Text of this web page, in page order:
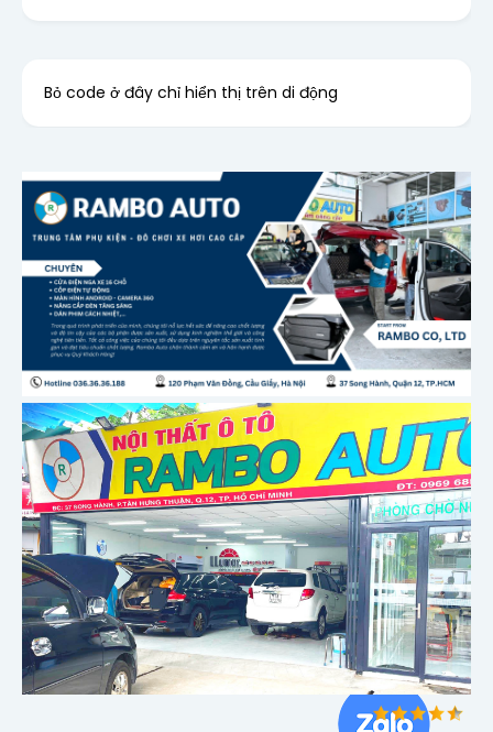
Bỏ code ở đây chỉ hiển thị trên di động